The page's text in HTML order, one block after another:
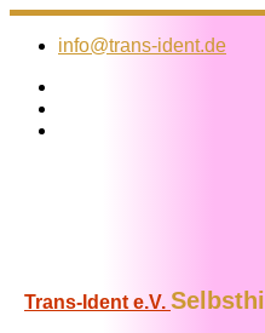
Zum
Inhalt
info@trans-ident.de
Trans-Ident e.V.